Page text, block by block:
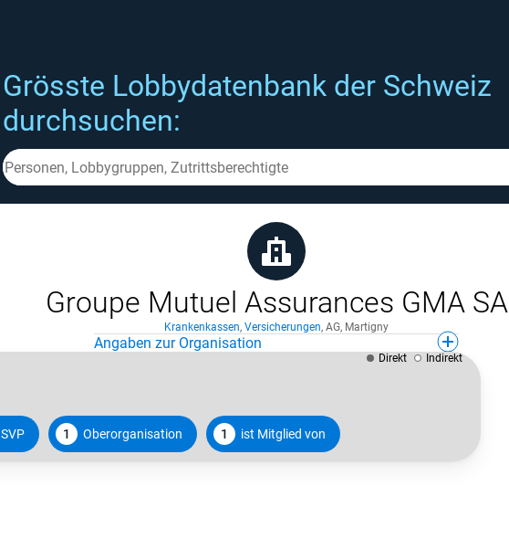
Grösste Lobbydatenbank der Schweiz
durchsuchen:
Groupe Mutuel Assurances GMA SA
Krankenkassen, Versicherungen, AG, Martigny
Angaben zur Organisation
SVP 1 Oberorganisation 1 ist Mitglied von
Direkt Indirekt